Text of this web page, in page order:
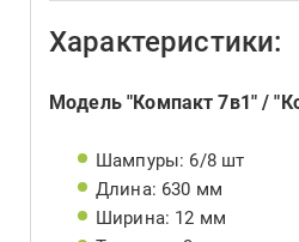
Характеристики:
Модель "Компакт 7в1" /
Шампуры: 6/8 шт
Длина: 630 мм
Ширина: 12 мм